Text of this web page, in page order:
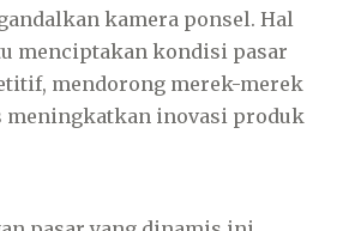
kamera ponsel. Hal
menciptakan kondisi pasar
mendorong merek-merek
meningkatkan inovasi produk